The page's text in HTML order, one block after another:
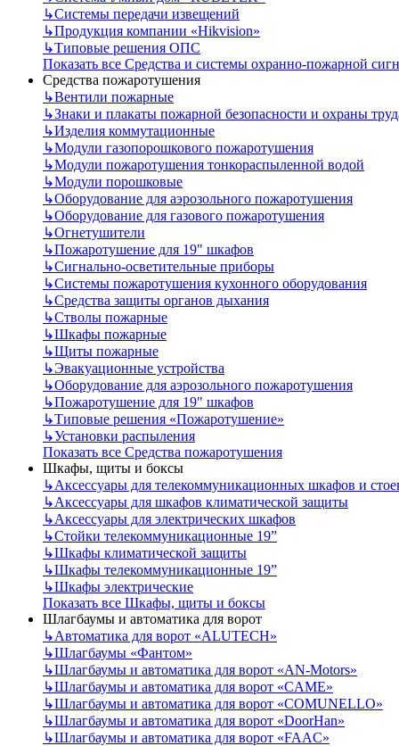
↳Системы передачи извещений
↳Продукция компании «Hikvision»
↳Типовые решения ОПС
Показать все Средства и системы охранно-пожарной
Средства пожаротушения
↳Вентили пожарные
↳Знаки и плакаты пожарной безопасности и охраны
↳Изделия коммутационные
↳Модули газопорошкового пожаротушения
↳Модули пожаротушения тонкораспыленной водой
↳Модули порошковые
↳Оборудование для аэрозольного пожаротушения
↳Оборудование для газового пожаротушения
↳Огнетушители
↳Пожаротушение для 19" шкафов
↳Сигнально-осветительные приборы
↳Системы пожаротушения кухонного оборудования
↳Средства защиты органов дыхания
↳Стволы пожарные
↳Шкафы пожарные
↳Щиты пожарные
↳Эвакуационные устройства
↳Оборудование для аэрозольного пожаротушения
↳Пожаротушение для 19" шкафов
↳Типовые решения «Пожаротушение»
↳Установки распыления
Показать все Средства пожаротушения
Шкафы, щиты и боксы
↳Аксессуары для телекоммуникационных шкафов и
↳Аксессуары для шкафов климатической защиты
↳Аксессуары для электрических шкафов
↳Стойки телекоммуникационные 19”
↳Шкафы климатической защиты
↳Шкафы телекоммуникационные 19”
↳Шкафы электрические
Показать все Шкафы, щиты и боксы
Шлагбаумы и автоматика для ворот
↳Автоматика для ворот «ALUTECH»
↳Шлагбаумы «Фантом»
↳Шлагбаумы и автоматика для ворот «AN-Motors»
↳Шлагбаумы и автоматика для ворот «CAME»
↳Шлагбаумы и автоматика для ворот «COMUNELLO»
↳Шлагбаумы и автоматика для ворот «DoorHan»
↳Шлагбаумы и автоматика для ворот «FAAC»